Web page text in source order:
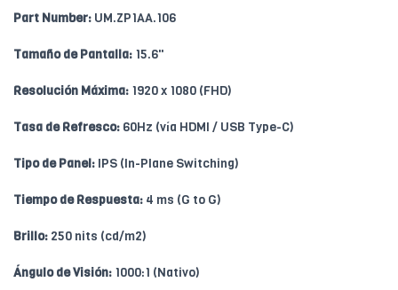
Part Number: UM.ZP1AA.106
Tamaño de Pantalla: 15.6"
Resolución Máxima: 1920 x 1080 (FHD)
Tasa de Refresco: 60Hz (vía HDMI / USB Type-C)
Tipo de Panel: IPS (In-Plane Switching)
Tiempo de Respuesta: 4 ms (G to G)
Brillo: 250 nits (cd/m2)
Ángulo de Visión: 1000:1 (Nativo)